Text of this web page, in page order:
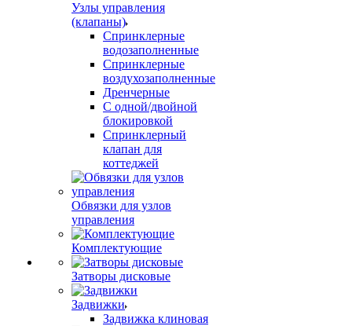
Узлы управления
(клапаны)
Спринклерные
водозаполненные
Спринклерные
воздухозаполненные
Дренчерные
С одной/двойной
блокировкой
Спринклерный
клапан для
коттеджей
Обвязки для узлов
управления
Комплектующие
Затворы дисковые
Задвижки
Задвижка клиновая